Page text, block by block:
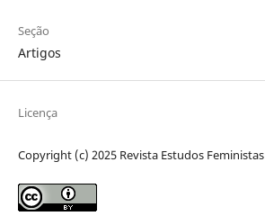
Seção
Artigos
Licença
Copyright (c) 2025 Revista Estudos Feministas